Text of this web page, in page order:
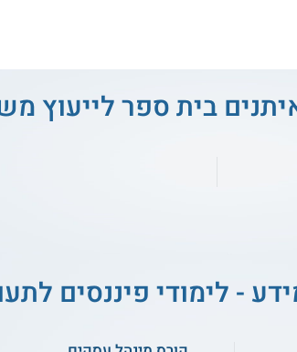
בית ספר לייעוץ
- לימודי פיננסים